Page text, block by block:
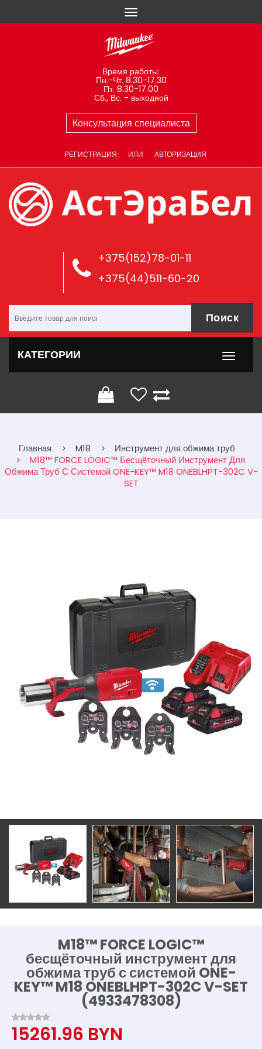
Время работы:
Пн.-Чт. 8.30-17.30
Пт. 8.30-17.00
Сб., Вс. - выходной
Консультация специалиста
РЕГИСТРАЦИЯ ИЛИ АВТОРИЗАЦИЯ
+375(152)78-01-11
+375(44)511-60-20
Поиск
КАТЕГОРИИ
Главная M18
Инструмент для обжима труб
M18™ FORCE LOGIC™ Бесщёточный Инструмент Для
Обжима Труб С Системой ONE-KEY™ M18 ONEBLHPT-302C V-
SET
M18™ FORCE LOGIC™
бесщёточный инструмент для
обжима труб с системой ONE-
KEY™ M18 ONEBLHPT-302C V-SET
(4933478308)
15261.96 BYN